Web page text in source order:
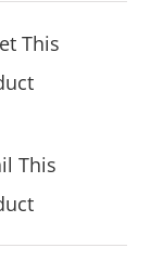
This
This